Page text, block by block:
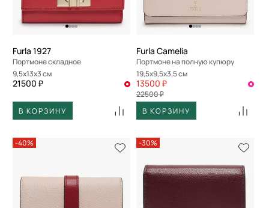
Furla 1927
Портмоне складное
9,5x13x3 см
21500 ₽
В КОРЗИНУ
Furla Camelia
Портмоне на полную купюру
19,5x9,5x3,5 см
13500 ₽
22500 ₽
В КОРЗИНУ
-40% -30%